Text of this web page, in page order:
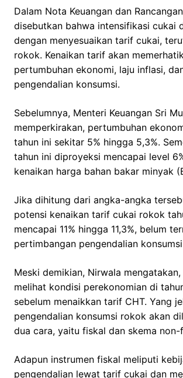
Dalam Nota Keuangan dan
disebutkan bahwa intensifikasi cukai
dengan menyesuaikan tarif cukai,
rokok. Kenaikan tarif akan
pertumbuhan ekonomi, laju inflasi,
pengendalian konsumsi.
Sebelumnya, Menteri Keuangan Sri
memperkirakan, pertumbuhan
tahun ini sekitar 5% hingga 5,3%.
tahun ini diproyeksi mencapai level
kenaikan harga bahan bakar minyak
Jika dihitung dari angka-angka
potensi kenaikan tarif cukai rokok
mencapai 11% hingga 11,3%, belum
pertimbangan pengendalian
Meski demikian, Nirwala
melihat kondisi perekonomian di
sebelum menaikkan tarif CHT. Yang
pengendalian konsumsi rokok akan
dua cara, yaitu fiskal dan skema non-
Adapun instrumen fiskal meliputi
pengendalian lewat tarif cukai dan